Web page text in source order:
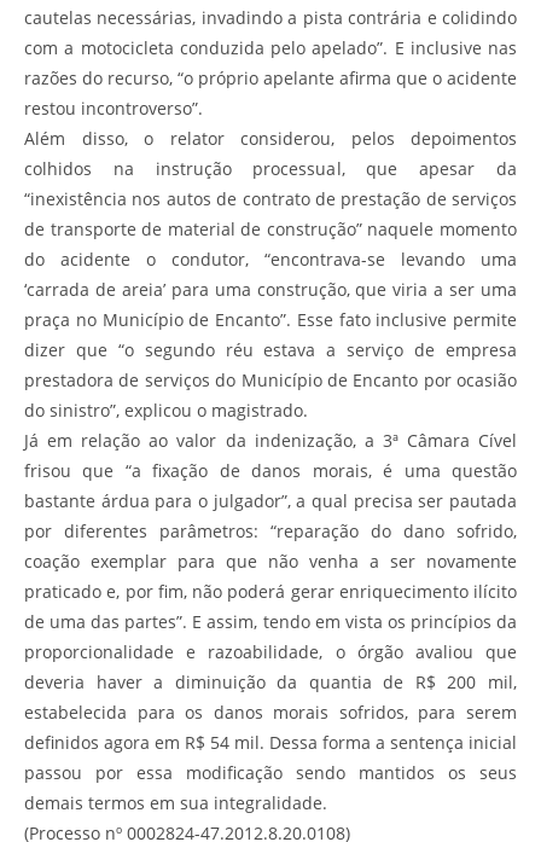
cautelas necessárias, invadindo a pista contrária e colidindo
com a motocicleta conduzida pelo apelado”. E inclusive nas
razões do recurso, “o próprio apelante afirma que o acidente
restou incontroverso”.
Além disso, o relator considerou, pelos depoimentos
colhidos na instrução processual, que apesar da
“inexistência nos autos de contrato de prestação de serviços
de transporte de material de construção” naquele momento
do acidente o condutor, “encontrava-se levando uma
‘carrada de areia’ para uma construção, que viria a ser uma
praça no Município de Encanto”. Esse fato inclusive permite
dizer que “o segundo réu estava a serviço de empresa
prestadora de serviços do Município de Encanto por ocasião
do sinistro”, explicou o magistrado.
Já em relação ao valor da indenização, a 3ª Câmara Cível
frisou que “a fixação de danos morais, é uma questão
bastante árdua para o julgador”, a qual precisa ser pautada
por diferentes parâmetros: “reparação do dano sofrido,
coação exemplar para que não venha a ser novamente
praticado e, por fim, não poderá gerar enriquecimento ilícito
de uma das partes”. E assim, tendo em vista os princípios da
proporcionalidade e razoabilidade, o órgão avaliou que
deveria haver a diminuição da quantia de R$ 200 mil,
estabelecida para os danos morais sofridos, para serem
definidos agora em R$ 54 mil. Dessa forma a sentença inicial
passou por essa modificação sendo mantidos os seus
demais termos em sua integralidade.
(Processo nº 0002824-47.2012.8.20.0108)